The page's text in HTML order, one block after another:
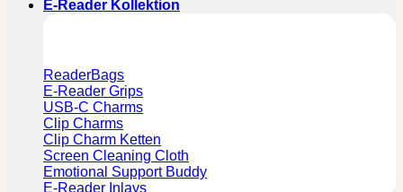
E-Reader Kollektion
ReaderBags
E-Reader Grips
USB-C Charms
Clip Charms
Clip Charm Ketten
Screen Cleaning Cloth
Emotional Support Buddy
E-Reader Inlays